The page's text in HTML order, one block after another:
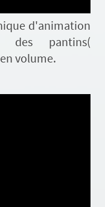
d'animation
pantins(
volume.